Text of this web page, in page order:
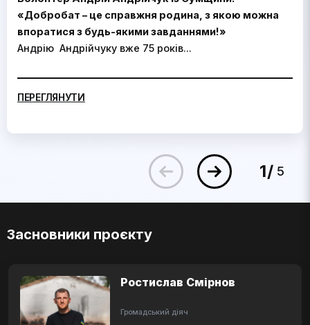
«Добробат – це справжня родина, з якою можна
впоратися з будь-якими завданнями!»
Андрію Андрійчуку вже 75 років...
ПЕРЕГЛЯНУТИ
1 5
Засновники проєкту
Ростислав Смірнов
Громадський діяч